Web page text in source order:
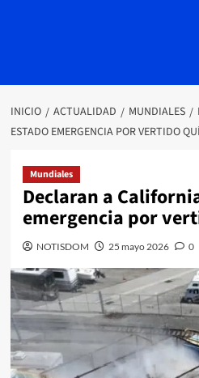
INICIO ACTUALIDAD MUNDIALES
ESTADO EMERGENCIA POR VERTIDO
Mundiales
Declaran a
emergencia por
NOTISDOM 25 mayo 2026 0